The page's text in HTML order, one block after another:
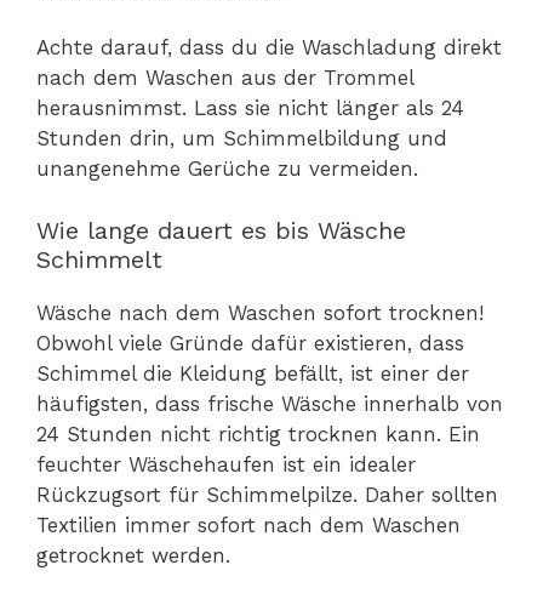
Achte darauf, dass du die Waschladung direkt
nach dem Waschen aus der Trommel
herausnimmst. Lass sie nicht länger als 24
Stunden drin, um Schimmelbildung und
unangenehme Gerüche zu vermeiden.
Wie lange dauert es bis Wäsche
Schimmelt
Wäsche nach dem Waschen sofort trocknen!
Obwohl viele Gründe dafür existieren, dass
Schimmel die Kleidung befällt, ist einer der
häufigsten, dass frische Wäsche innerhalb von
24 Stunden nicht richtig trocknen kann. Ein
feuchter Wäschehaufen ist ein idealer
Rückzugsort für Schimmelpilze. Daher sollten
Textilien immer sofort nach dem Waschen
getrocknet werden.